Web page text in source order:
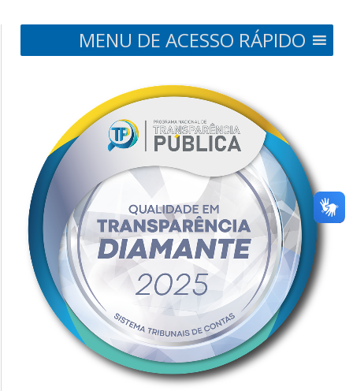
MENU DE ACESSO RÁPIDO